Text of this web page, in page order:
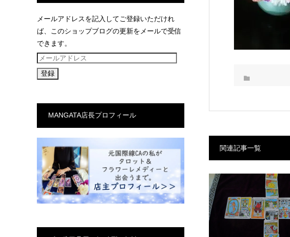
関連記事一覧
メールアドレスを記入してご登録いただけれ
ば、このショップブログの更新をメールで受信
できます。
メ
ー
MANGATA店長プロフィール